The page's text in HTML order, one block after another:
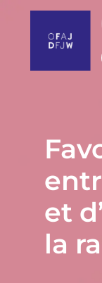
et
la